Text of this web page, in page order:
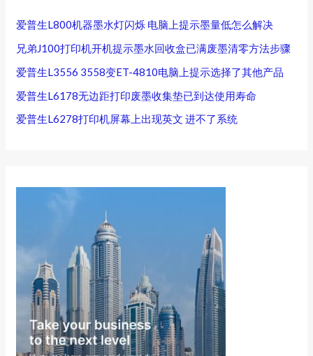
爱普生L800机器墨水灯闪烁 电脑上提示墨量低怎么解决
兄弟J100打印机开机提示墨水回收盒已满废墨清零方法步骤
爱普生L3556 3558变ET-4810电脑上提示选择了其他产品
爱普生L6178无边距打印废墨收集垫已到达使用寿命
爱普生L6278打印机屏幕上出现英文 进不了系统